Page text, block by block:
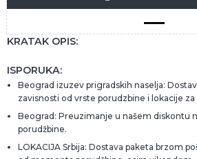
KRATAK OPIS:
ISPORUKA:
Beograd izuzev prigradskih naselja:
zavisnosti od vrste porudzbine i lokacije za
Beograd: Preuzimanje u našem diskontu
porudžbine.
LOKACIJA Srbija: Dostava paketa brzom